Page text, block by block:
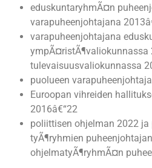
eduskuntaryhmÃ¤n
varapuheenjohtajana
varapuheenjohtajana
ympÃ¤ristÃ¶valiokunnassa
tulevaisuusvaliokunnassa
puolueen
Euroopan vihreiden
2016â€“22
poliittisen ohjelman 2022
tyÃ¶ryhmien
ohjelmatyÃ¶ryhmÃ¤n